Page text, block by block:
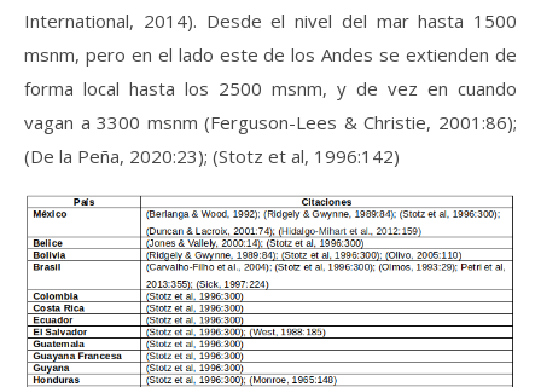
International, 2014). Desde el nivel del mar hasta 1500
msnm, pero en el lado este de los Andes se extienden de
forma local hasta los 2500 msnm, y de vez en cuando
vagan a 3300 msnm (Ferguson-Lees & Christie, 2001:86);
(De la Peña, 2020:23); (Stotz et al, 1996:142)